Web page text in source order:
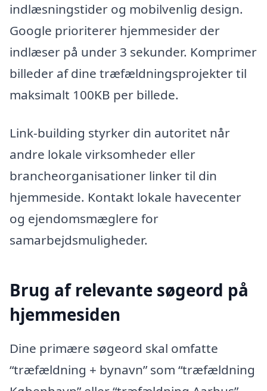
indlæsningstider og mobilvenlig design.
Google prioriterer hjemmesider der
indlæser på under 3 sekunder. Komprimer
billeder af dine træfældningsprojekter til
maksimalt 100KB per billede.
Link-building styrker din autoritet når
andre lokale virksomheder eller
brancheorganisationer linker til din
hjemmeside. Kontakt lokale havecenter
og ejendomsmæglere for
samarbejdsmuligheder.
Brug af relevante søgeord på
hjemmesiden
Dine primære søgeord skal omfatte
“træfældning + bynavn” som “træfældning